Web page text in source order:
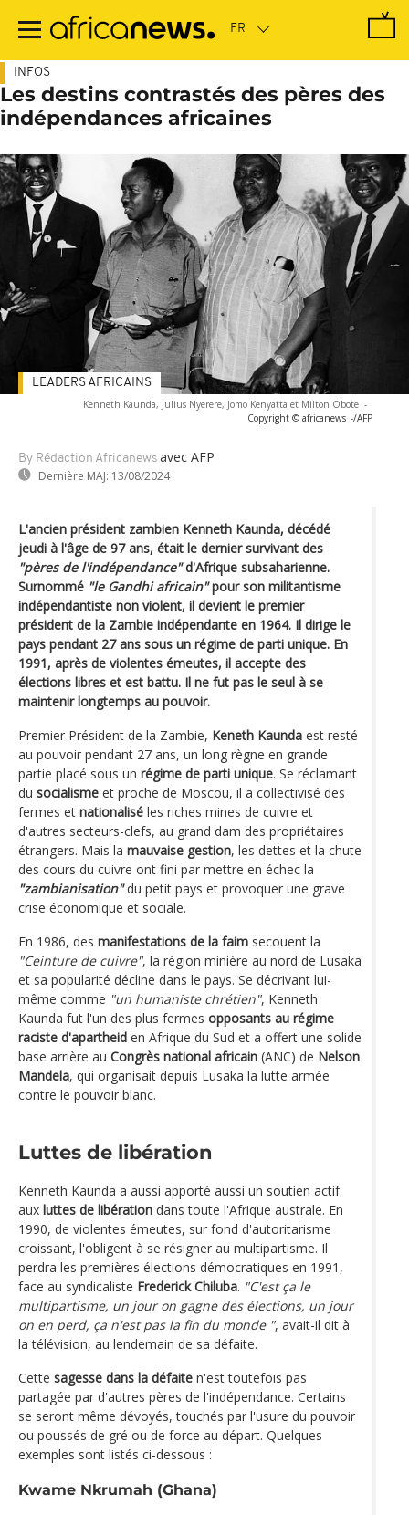
contenu
INFOS
Les destins contrastés des pères des
indépendances africaines
Kenneth Kaunda, Julius Nyerere, Jomo Kenyatta et Milton Obote -
Copyright © africanews -/AFP
By Rédaction Africanews avec AFP
Dernière MAJ: 13/08/2024
LEADERS AFRICAINS
L'ancien président zambien Kenneth Kaunda, décédé
jeudi à l'âge de 97 ans, était le dernier survivant des
"pères de l'indépendance"d'Afrique subsaharienne.
Surnommé "le Gandhi africain"pour son militantisme
indépendantiste non violent, il devient le premier
président de la Zambie indépendante en 1964. Il dirige le
pays pendant 27 ans sous un régime de parti unique. En
1991, après de violentes émeutes, il accepte des
élections libres et est battu. Il ne fut pas le seul à se
maintenir longtemps au pouvoir.
Premier Président de la Zambie, Keneth Kaunda est resté
au pouvoir pendant 27 ans, un long règne en grande
partie placé sous un régime de parti unique. Se réclamant
du socialisme et proche de Moscou, il a collectivisé des
fermes et nationalisé les riches mines de cuivre et
d'autres secteurs-clefs, au grand dam des propriétaires
étrangers. Mais la mauvaise gestion, les dettes et la chute
des cours du cuivre ont fini par mettre en échec la
"zambianisation"du petit pays et provoquer une grave
crise économique et sociale.
En 1986, des manifestations de la faim secouent la
"Ceinture de cuivre", la région minière au nord de Lusaka
et sa popularité décline dans le pays. Se décrivant lui-
même comme "un humaniste chrétien", Kenneth
Kaunda fut l'un des plus fermes opposants au régime
raciste d'apartheid en Afrique du Sud et a offert une solide
base arrière au Congrès national africain (ANC) de Nelson
Mandela, qui organisait depuis Lusaka la lutte armée
contre le pouvoir blanc.
Luttes de libération
Kenneth Kaunda a aussi apporté aussi un soutien actif
aux luttes de libération dans toute l'Afrique australe. En
1990, de violentes émeutes, sur fond d'autoritarisme
croissant, l'obligent à se résigner au multipartisme. Il
perdra les premières élections démocratiques en 1991,
face au syndicaliste Frederick Chiluba. "C'est ça le
multipartisme, un jour on gagne des élections, un jour
on en perd, ça n'est pas la fin du monde ", avait-il dit à
la télévision, au lendemain de sa défaite.
Cette sagesse dans la défaite n'est toutefois pas
partagée par d'autres pères de l'indépendance. Certains
se seront même dévoyés, touchés par l'usure du pouvoir
ou poussés de gré ou de force au départ. Quelques
exemples sont listés ci-dessous :
Kwame Nkrumah (Ghana)